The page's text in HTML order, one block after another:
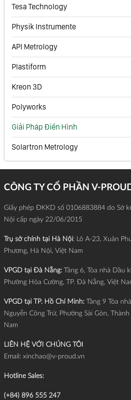
Tesa Technology
Physik Instrumente
API Metrology
Plastiform
Kreon 3D
Polyworks
Giải Pháp Điển Hình
Solartron Metrology
CÔNG TY CỔ PHẦN V-
Giấy phép ĐKKD số 0106883884 do Sở
Nội cấp ngày 22/06/2015
Trụ sở chính tại Hà Nội: Lô A-23, Xuân
Phương, Hà Nội, Việt Nam
VPGD tại Đà Nẵng: Tầng 6, Tòa nhà Dầu
Phường Hòa Cường, TP. Đà Nẵng, Việt
VPGD tại TP. Hồ Chí Minh:
Tầng 9 Tòa
Nguyễn Công Trứ, Phường Sài Gòn,
Nam
LIÊN HỆ VỚI CHÚNG TÔI
Email: xinchao@v-proud.vn
Hotline Sales:
(+84) 896 555 247